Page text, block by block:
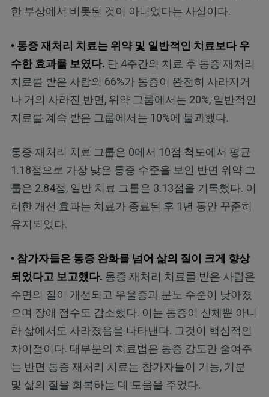
한 부상에서 비롯된 것이 아니었다는 사실이다.
• 통증 재처리 치료는 위약 및 일반적인 치료보다 우
수한 효과를 보였다. 단 4주간의 치료 후 통증 재처리
치료를 받은 사람의 66%가 통증이 완전히 사라지거
나 거의 사라진 반면, 위약 그룹에서는 20%, 일반적인
치료를 계속 받은 그룹에서는 10%에 불과했다.
통증 재처리 치료 그룹은 0에서 10점 척도에서 평균
1.18점으로 가장 낮은 통증 수준을 보인 반면 위약 그
룹은 2.84점, 일반 치료 그룹은 3.13점을 기록했다. 이
러한 개선 효과는 치료가 종료된 후 1년 동안 꾸준히
유지되었다.
• 참가자들은 통증 완화를 넘어 삶의 질이 크게 향상
되었다고 보고했다. 통증 재처리 치료를 받은 사람은
수면의 질이 개선되고 우울증과 분노 수준이 낮아졌
으며 장애 점수도 감소했다. 이는 통증이 신체뿐 아니
라 삶에서도 사라졌음을 나타낸다. 그것이 핵심적인
차이점이다. 대부분의 치료법은 통증 강도만 줄여주
는 반면 통증 재처리 치료는 참가자들이 기능, 기분
및 삶의 질을 회복하는 데 도움을 주었다.